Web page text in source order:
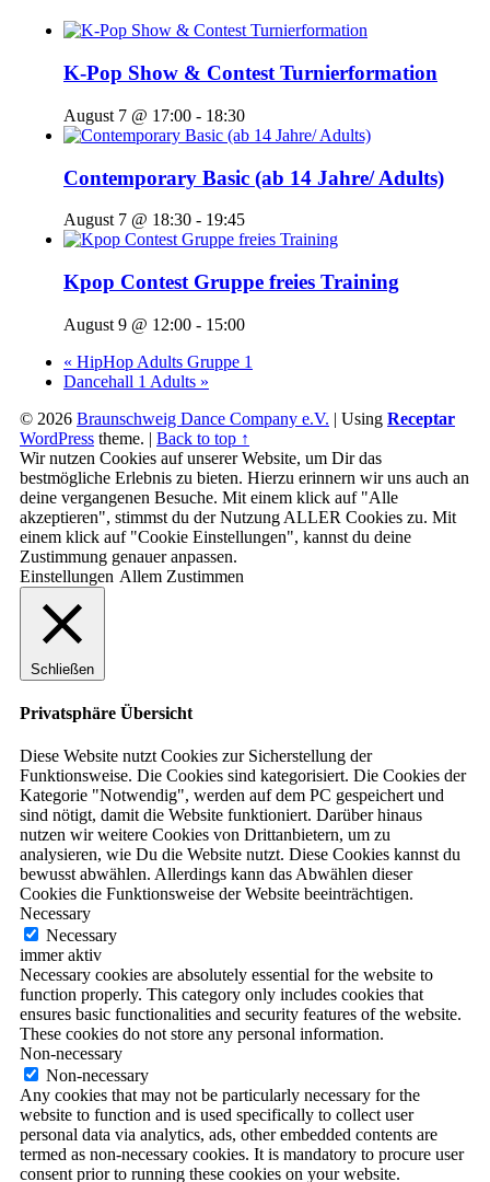
K-Pop Show & Contest Turnierformation
August 7 @ 17:00 - 18:30
Contemporary Basic (ab 14 Jahre/ Adults)
August 7 @ 18:30 - 19:45
Kpop Contest Gruppe freies Training
August 9 @ 12:00 - 15:00
« HipHop Adults Gruppe 1
Dancehall 1 Adults »
© 2026 Braunschweig Dance Company e.V. | Using Receptar
WordPress theme. | Back to top ↑
Wir nutzen Cookies auf unserer Website, um Dir das
bestmögliche Erlebnis zu bieten. Hierzu erinnern wir uns auch an
deine vergangenen Besuche. Mit einem klick auf "Alle
akzeptieren", stimmst du der Nutzung ALLER Cookies zu. Mit
einem klick auf "Cookie Einstellungen", kannst du deine
Zustimmung genauer anpassen.
Einstellungen Allem Zustimmen
Schließen
Privatsphäre Übersicht
Diese Website nutzt Cookies zur Sicherstellung der
Funktionsweise. Die Cookies sind kategorisiert. Die Cookies der
Kategorie "Notwendig", werden auf dem PC gespeichert und
sind nötigt, damit die Website funktioniert. Darüber hinaus
nutzen wir weitere Cookies von Drittanbietern, um zu
analysieren, wie Du die Website nutzt. Diese Cookies kannst du
bewusst abwählen. Allerdings kann das Abwählen dieser
Cookies die Funktionsweise der Website beeinträchtigen.
Necessary
Necessary
immer aktiv
Necessary cookies are absolutely essential for the website to
function properly. This category only includes cookies that
ensures basic functionalities and security features of the website.
These cookies do not store any personal information.
Non-necessary
Non-necessary
Any cookies that may not be particularly necessary for the
website to function and is used specifically to collect user
personal data via analytics, ads, other embedded contents are
termed as non-necessary cookies. It is mandatory to procure user
consent prior to running these cookies on your website.